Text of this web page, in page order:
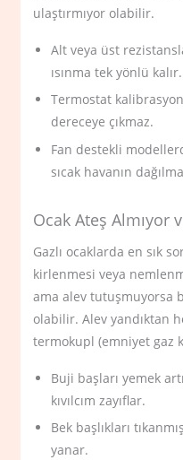
ulaştırmıyor olabilir.
Alt veya üst
ısınma tek yönlü kalır.
Termostat
dereceye çıkmaz.
Fan destekli
sıcak havanın
Ocak Ateş Almıyor
Gazlı ocaklarda en sık
kirlenmesi veya
ama alev tutuşmuyorsa
olabilir. Alev yandıktan
termokupl (emniyet gaz
Buji başları yemek
kıvılcım zayıflar.
Bek başlıkları
yanar.